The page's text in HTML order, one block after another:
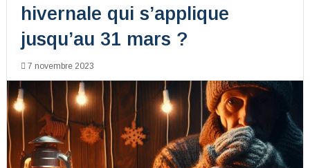
hivernale qui s’applique
jusqu’au 31 mars ?
7 novembre 2023